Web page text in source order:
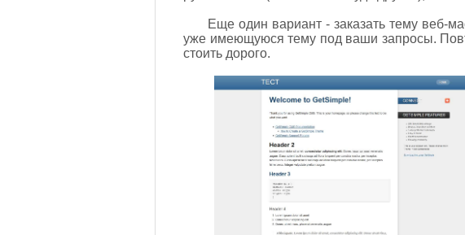
Еще один вариант - заказать тему веб-
уже имеющуюся тему под ваши запросы.
стоить дорого.